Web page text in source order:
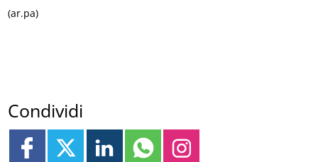
(ar.pa)
Condividi